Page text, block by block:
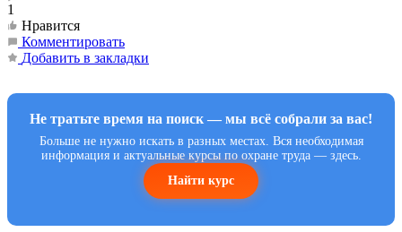
1
Нравится
Комментировать
Добавить в закладки
Не тратьте время на поиск — мы всё собрали за вас!
Больше не нужно искать в разных местах. Вся необходимая
информация и актуальные курсы по охране труда — здесь.
Найти курс